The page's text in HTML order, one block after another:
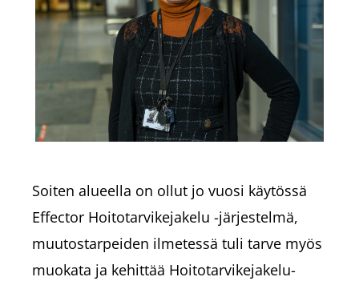
Soiten alueella on ollut jo vuosi käytössä
Effector Hoitotarvikejakelu -järjestelmä,
muutostarpeiden ilmetessä tuli tarve myös
muokata ja kehittää Hoitotarvikejakelu-